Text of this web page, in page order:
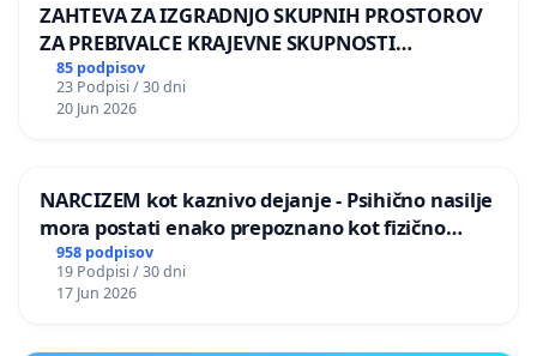
ZAHTEVA ZA IZGRADNJO SKUPNIH PROSTOROV
ZA PREBIVALCE KRAJEVNE SKUPNOSTI
PRESTRANEK
85 podpisov
23 Podpisi / 30 dni
20 Jun 2026
NARCIZEM kot kaznivo dejanje - Psihično nasilje
mora postati enako prepoznano kot fizično
nasilje
958 podpisov
19 Podpisi / 30 dni
17 Jun 2026